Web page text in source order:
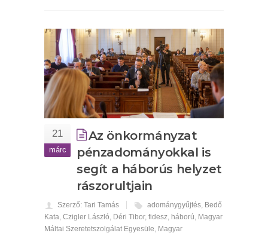
21
márc
Az önkormányzat
pénzadományokkal is
segít a háborús helyzet
rászorultjain
Szerző: Tari Tamás adománygyűjtés, Bedő
Kata, Czigler László, Déri Tibor, fidesz, háború, Magyar
Máltai Szeretetszolgálat Egyesüle, Magyar